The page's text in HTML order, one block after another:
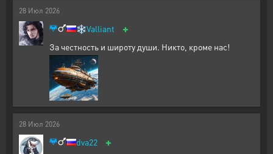
28 Июл 2026
❄️Valliant +
За честность и широту души. Никто, кроме нас!
28 Июл 2026
dva22 +